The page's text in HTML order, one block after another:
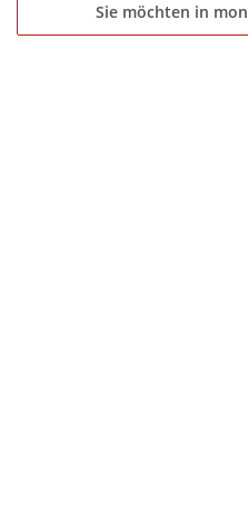
Sie möchten in